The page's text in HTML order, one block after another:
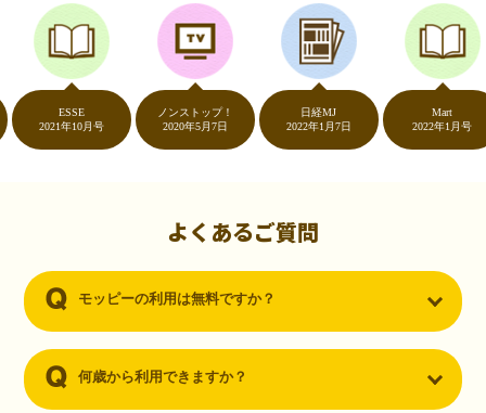
友達に勧められてモッピーをはじめました。空いた時間にスマホで買
い物をすることが多いのですが、モッピーを経由するだけでショップ
のポイントとモッピーのポイントが二重で貯まることを知り、ビック
リ…！いつものネットショッピングをモッピーを経由するだけでポイ
ントが貯まるなんて…もっと早く教えてほしかった～！貯まったポイ
ントはギフト券に交換して、プチ贅沢を楽しんでます♪
（30代・男性）
ーを知りました。クレジットカードを発行するだけでポイントが貯ま
るならと無料登録して、クレジットカードの発行やアプリダウンロー
2021年10月号
ノンストップ！
2020年5月7日
日経MJ
2022年1月7日
2022年1月号
よくあるご質問
モッピーの利用は無料ですか？
何歳から利用できますか？